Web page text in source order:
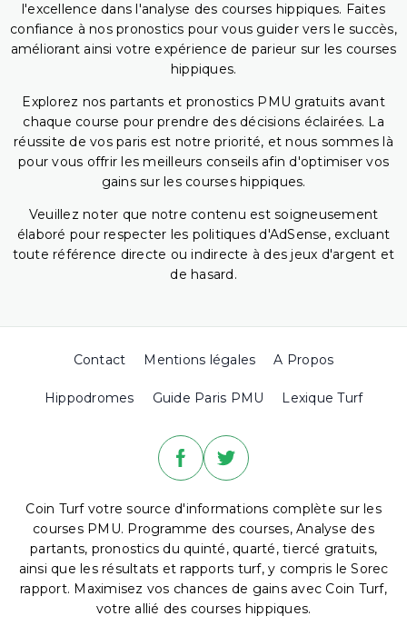
l'excellence dans l'analyse des courses hippiques. Faites
confiance à nos pronostics pour vous guider vers le succès,
améliorant ainsi votre expérience de parieur sur les courses
hippiques.
Explorez nos partants et pronostics PMU gratuits avant
chaque course pour prendre des décisions éclairées. La
réussite de vos paris est notre priorité, et nous sommes là
pour vous offrir les meilleurs conseils afin d'optimiser vos
gains sur les courses hippiques.
Veuillez noter que notre contenu est soigneusement
élaboré pour respecter les politiques d'AdSense, excluant
toute référence directe ou indirecte à des jeux d'argent et
de hasard.
Contact Mentions légales A Propos
Hippodromes Guide Paris PMU Lexique Turf
Coin Turf votre source d'informations complète sur les
courses PMU. Programme des courses, Analyse des
partants, pronostics du quinté, quarté, tiercé gratuits,
ainsi que les résultats et rapports turf, y compris le Sorec
rapport. Maximisez vos chances de gains avec Coin Turf,
votre allié des courses hippiques.